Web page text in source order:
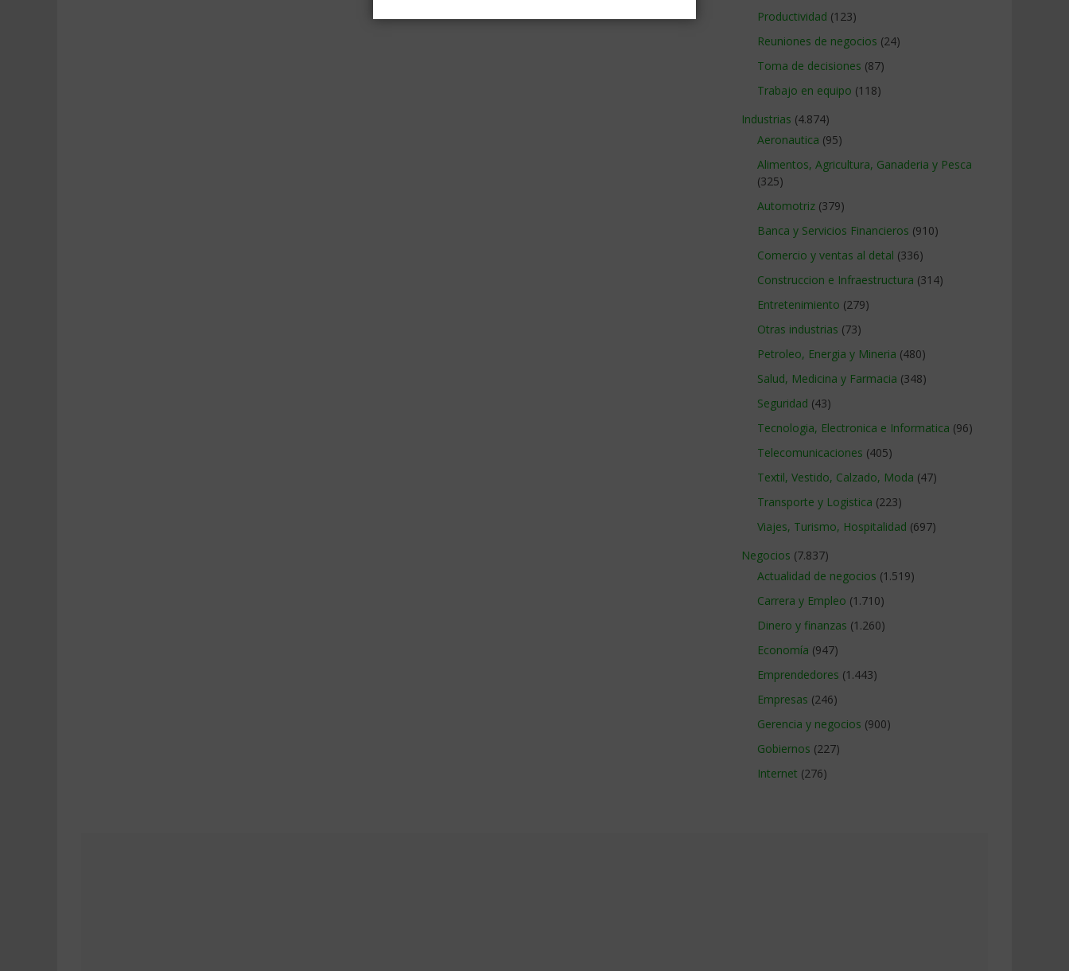
Productividad (123)
Reuniones de negocios (24)
Toma de decisiones (87)
Trabajo en equipo (118)
Industrias (4.874)
Aeronautica (95)
Alimentos, Agricultura, Ganaderia y Pesca
(325)
Automotriz (379)
Banca y Servicios Financieros (910)
Comercio y ventas al detal (336)
Construccion e Infraestructura (314)
Entretenimiento (279)
Otras industrias (73)
Petroleo, Energia y Mineria (480)
Salud, Medicina y Farmacia (348)
Seguridad (43)
Tecnologia, Electronica e Informatica (96)
Telecomunicaciones (405)
Textil, Vestido, Calzado, Moda (47)
Transporte y Logistica (223)
Viajes, Turismo, Hospitalidad (697)
Negocios (7.837)
Actualidad de negocios (1.519)
Carrera y Empleo (1.710)
Dinero y finanzas (1.260)
Economía (947)
Emprendedores (1.443)
Empresas (246)
Gerencia y negocios (900)
Gobiernos (227)
Internet (276)